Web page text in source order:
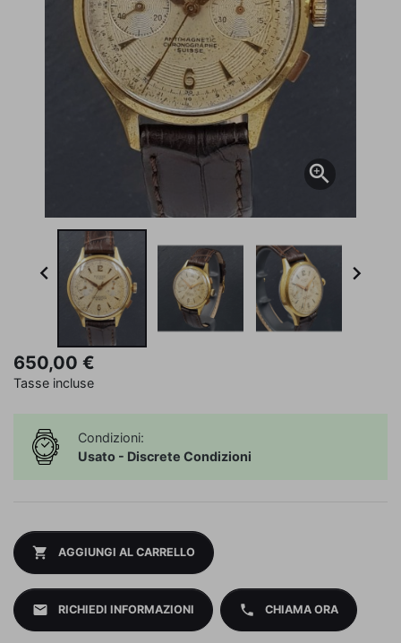

 
650,00 €
Tasse incluse
Condizioni:
Usato - Discrete Condizioni
shopping_cart AGGIUNGI AL CARRELLO
mail RICHIEDI INFORMAZIONI phone CHIAMA ORA